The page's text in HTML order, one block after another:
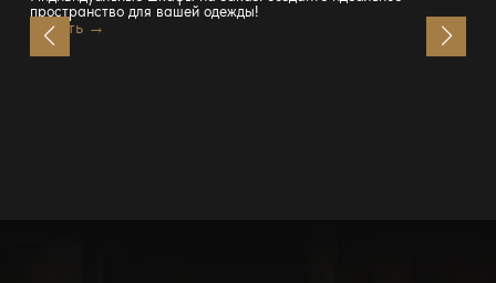
пространство для вашей одежды!
Читать →